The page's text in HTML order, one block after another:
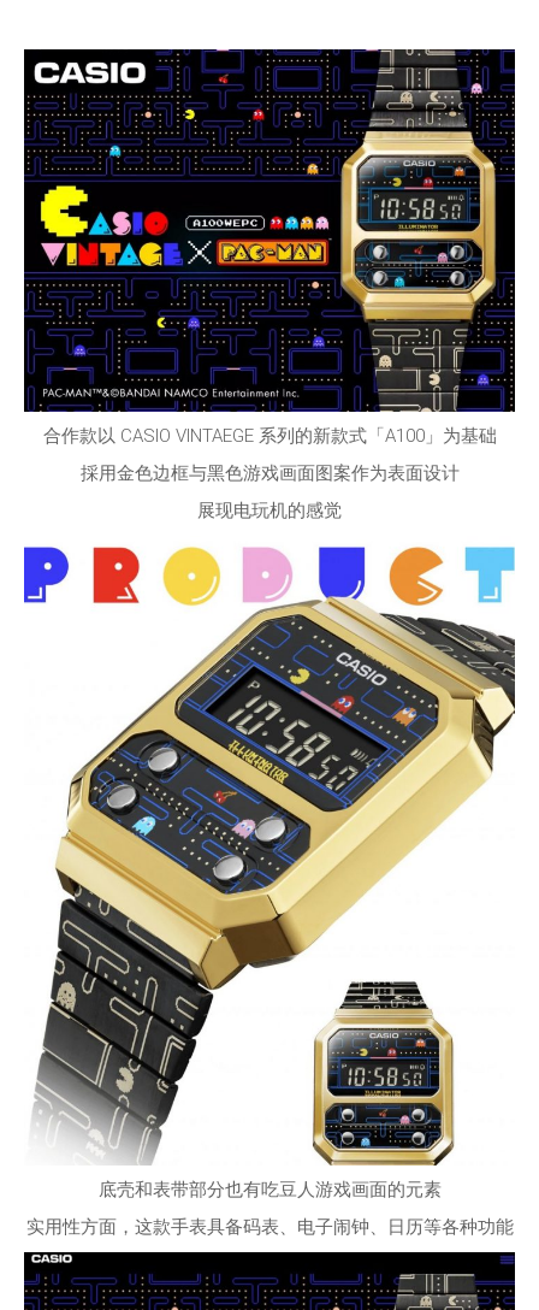
合作款以 CASIO VINTAEGE 系列的新款式「A100」为基础
採用金色边框与黑色游戏画面图案作为表面设计
展现电玩机的感觉
底壳和表带部分也有吃豆人游戏画面的元素
实用性方面，这款手表具备码表、电子闹钟、日历等各种功能